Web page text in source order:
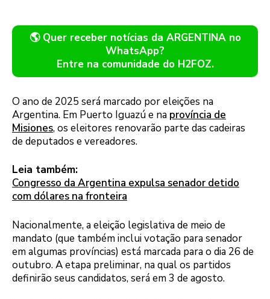
🌎 Quer receber notícias da ARGENTINA no
WhatsApp?
Entre na comunidade do H2FOZ.
O ano de 2025 será marcado por eleições na
Argentina. Em Puerto Iguazú e na província de
Misiones, os eleitores renovarão parte das cadeiras
de deputados e vereadores.
Leia também:
Congresso da Argentina expulsa senador detido
com dólares na fronteira
Nacionalmente, a eleição legislativa de meio de
mandato (que também inclui votação para senador
em algumas províncias) está marcada para o dia 26 de
outubro. A etapa preliminar, na qual os partidos
definirão seus candidatos, será em 3 de agosto.